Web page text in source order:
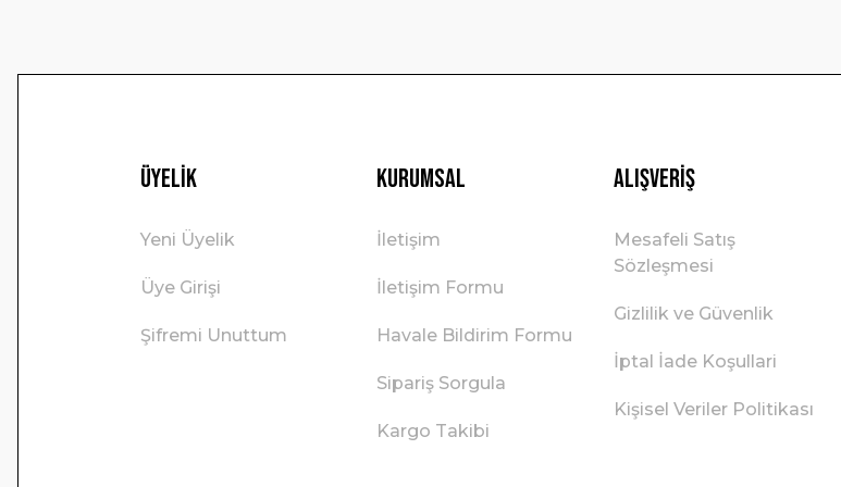
Üyelik
Yeni Üyelik
Üye Girişi
Şifremi Unuttum
Kurumsal
İletişim
İletişim Formu
Havale Bildirim Formu
Sipariş Sorgula
Kargo Takibi
Alışveriş
Mesafeli Satış
Sözleşmesi
Gizlilik ve Güvenlik
İptal İade Koşullari
Kişisel Veriler Politikası